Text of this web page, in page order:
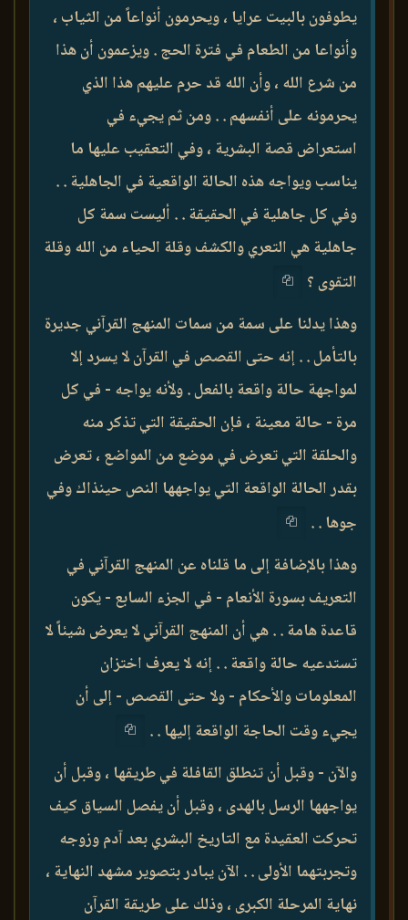
يطوفون بالبيت عرايا ، ويحرمون أنواعاً من الثياب ،
وأنواعا من الطعام في فترة الحج . ويزعمون أن هذا
من شرع الله ، وأن الله قد حرم عليهم هذا الذي
يحرمونه على أنفسهم . . ومن ثم يجيء في
استعراض قصة البشرية ، وفي التعقيب عليها ما
يناسب ويواجه هذه الحالة الواقعية في الجاهلية . .
وفي كل جاهلية في الحقيقة . . أليست سمة كل
جاهلية هي التعري والكشف وقلة الحياء من الله وقلة
التقوى ؟
وهذا يدلنا على سمة من سمات المنهج القرآني جديرة
بالتأمل . . إنه حتى القصص في القرآن لا يسرد إلا
لمواجهة حالة واقعة بالفعل . ولأنه يواجه - في كل
مرة - حالة معينة ، فإن الحقيقة التي تذكر منه
والحلقة التي تعرض في موضع من المواضع ، تعرض
بقدر الحالة الواقعة التي يواجهها النص حينذاك وفي
جوها . .
وهذا بالإضافة إلى ما قلناه عن المنهج القرآني في
التعريف بسورة الأنعام - في الجزء السابع - يكون
قاعدة هامة . . هي أن المنهج القرآني لا يعرض شيئاً لا
تستدعيه حالة واقعة . . إنه لا يعرف اختزان
المعلومات والأحكام - ولا حتى القصص - إلى أن
يجيء وقت الحاجة الواقعة إليها . .
والآن - وقبل أن تنطلق القافلة في طريقها ، وقبل أن
يواجهها الرسل بالهدى ، وقبل أن يفصل السياق كيف
تحركت العقيدة مع التاريخ البشري بعد آدم وزوجه
وتجربتهما الأولى . . الآن يبادر بتصوير مشهد النهاية ،
نهاية المرحلة الكبرى ، وذلك على طريقة القرآن